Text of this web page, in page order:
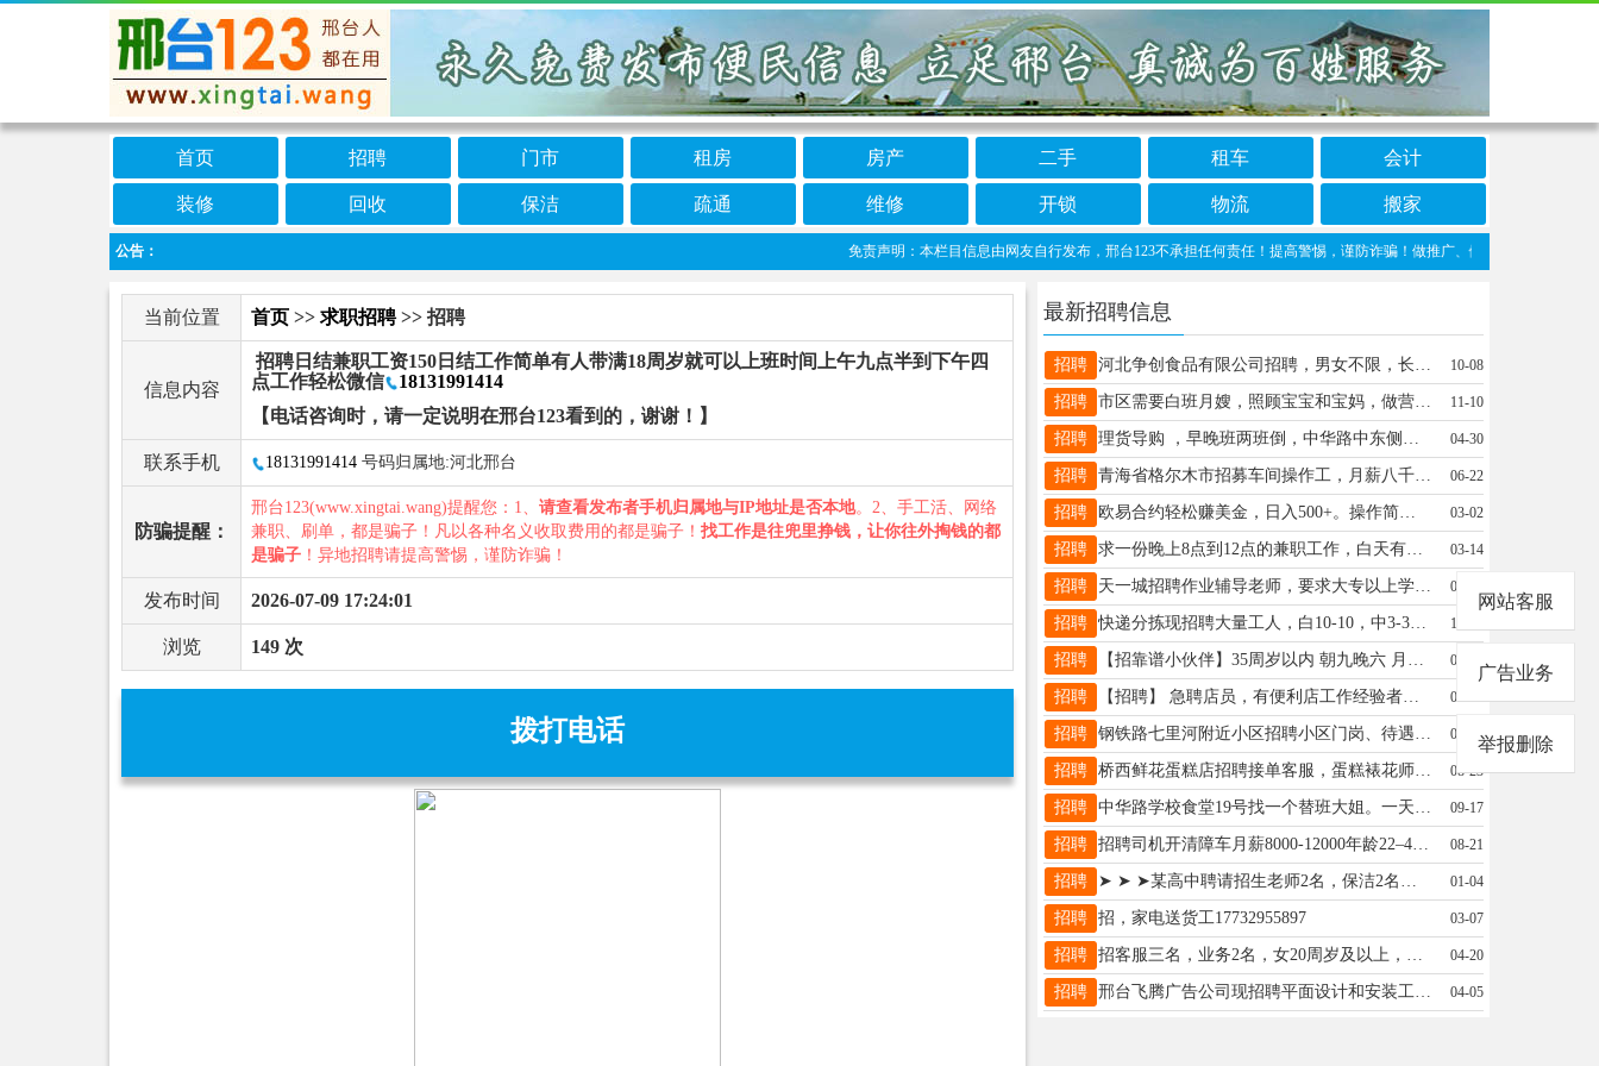
首页 招聘 门市 租房 房产 二手 租车 会计
装修 回收 保洁 疏通 维修 开锁 物流 搬家
公告： 免责声明：本栏目信息由网友自行发布，邢台123不承担任何责任！提高警惕，谨防诈骗！做推广、做信息置顶！请加邢台
当前位置 首页 >> 求职招聘>> 招聘
信息内容
招聘日结兼职工资150日结工作简单有人带满18周岁就可以上班时间上午九点半到下午四
点工作轻松微信
18131991414
【电话咨询时，请一定说明在邢台123看到的，谢谢！】
联系手机 18131991414 号码归属地:河北邢台
防骗提醒：
邢台123(www.xingtai.wang)提醒您：1、 请查看发布者手机归属地与IP地址是否本地。2、手工活、网络
兼职、刷单，都是骗子！凡以各种名义收取费用的都是骗子！ 找工作是往兜里挣钱，让你往外掏钱的都
是骗子 ！异地招聘请提高警惕，谨防诈骗！
发布时间 2026-07-09 17:24:01
浏览 149 次
拨打电话
最新招聘信息
招聘 河北争创食品有限公司招聘，男女不限，长白班，公休4000-5500.联系15227368965 10-08
招聘 市区需要白班月嫂，照顾宝宝和宝妈，做营养餐，早八晚六一月5000，休四天，联系电话，17692706978 11-10
招聘 理货导购 ，早晚班两班倒，中华路中东侧​品诺有文具生活馆，工资3000－5000，电话15532986441 04-30
招聘 青海省格尔木市招募车间操作工，月薪八千，厂里都是邢台老乡，要能吃苦耐劳。详情咨询：18531785566 06-22
招聘 欧易合约轻松赚美金，日入500+。操作简单有手机即可根据行情开单，跟上轻松赚合作分成。15833737890同V 03-02
招聘 求一份晚上8点到12点的兼职工作，白天有工作，有需要加17358102505 03-14
招聘 天一城招聘作业辅导老师，要求大专以上学历，工作认真踏实。工资3000+，一年后入五险。18831981292 09-13
招聘 快递分拣现招聘大量工人，白10-10，中3-3，夜8-8日结，不压工资，有意者可致电18617633314 11-29
招聘 【招靠谱小伙伴】35周岁以内 朝九晚六 月休6天+五险 薪资3.6-8k单量越多赚越多面联16603191691（同V 06-20
招聘 【招聘】 急聘店员，有便利店工作经验者优先.长白班，不耽误接送孩子。地址桥东，电话13831968226 09-16
招聘 钢铁路七里河附近小区招聘小区门岗、待遇优厚，工资稳定，详询15373191021 07-30
招聘 桥西鲜花蛋糕店招聘接单客服，蛋糕裱花师和学徒，(长期工)，年龄18-40岁，电话15512851596 08-23
招聘 中华路学校食堂19号找一个替班大姐。一天一百，管吃。加19303295001 09-17
招聘 招聘司机开清障车月薪8000-12000年龄22–48男5名，调度员年龄25-45男女不限15233196665 08-21
招聘 ➤ ➤ ➤某高中聘请招生老师2名，保洁2名，有经验优先，诚邀各区县机构合作招生， 电话19131323535 01-04
招聘 招，家电送货工17732955897 03-07
招聘 招客服三名，业务2名，女20周岁及以上，简单易上手，无责底薪2500＋提成月休四天，交五险15632971353董 04-20
招聘 邢台飞腾广告公司现招聘平面设计和安装工，有三五年以上的设计经验，工资待遇面谈18631909963 04-05
网站客服
广告业务
举报删除